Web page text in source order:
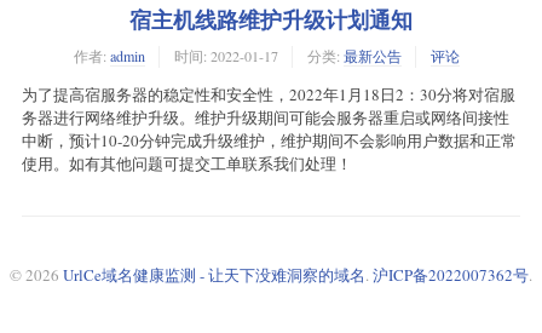
宿主机线路维护升级计划通知
作者: admin 时间: 2022-01-17 分类: 最新公告 评论
为了提高宿服务器的稳定性和安全性，2022年1月18日2：30分将对宿服
务器进行网络维护升级。维护升级期间可能会服务器重启或网络间接性
中断，预计10-20分钟完成升级维护，维护期间不会影响用户数据和正常
使用。如有其他问题可提交工单联系我们处理！
© 2026 UrlCe域名健康监测 - 让天下没难洞察的域名. 沪ICP备2022007362号.